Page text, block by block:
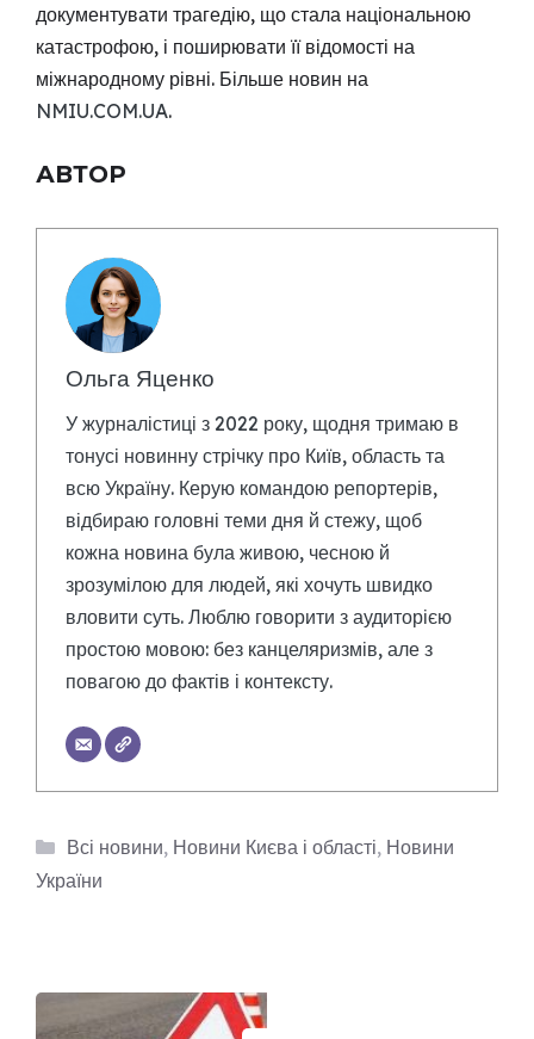
документувати трагедію, що стала національною
катастрофою, і поширювати її відомості на
міжнародному рівні. Більше новин на
NMIU.COM.UA.
АВТОР
Ольга Яценко
У журналістиці з 2022 року, щодня тримаю в
тонусі новинну стрічку про Київ, область та
всю Україну. Керую командою репортерів,
відбираю головні теми дня й стежу, щоб
кожна новина була живою, чесною й
зрозумілою для людей, які хочуть швидко
вловити суть. Люблю говорити з аудиторією
простою мовою: без канцеляризмів, але з
повагою до фактів і контексту.
Категорії
Всі новини, Новини Києва і області, Новини
України